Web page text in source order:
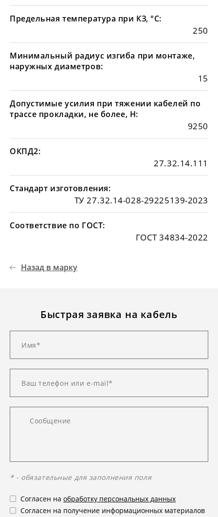
Предельная температура при КЗ, °С:
250
Минимальный радиус изгиба при монтаже,
наружных диаметров:
15
Допустимые усилия при тяжении кабелей по
трассе прокладки, не более, Н:
9250
ОКПД2:
27.32.14.111
Стандарт изготовления:
ТУ 27.32.14-028-29225139-2023
Соответствие по ГОСТ:
ГОСТ 34834-2022
Назад в марку
Быстрая заявка на кабель
* - обязательные для заполнения поля
Согласен на обработку персональных данных
Согласен на получение информационных материалов